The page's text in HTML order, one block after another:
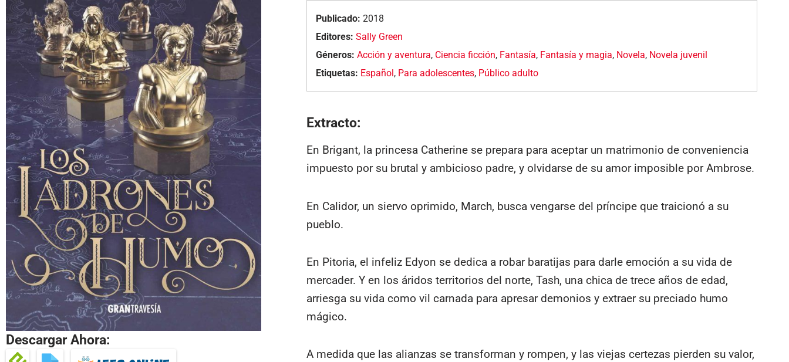
Descargar Ahora:
Publicado: 2018
Editores: Sally Green
Géneros: Acción y aventura, Ciencia ficción, Fantasía, Fantasía y magia, Novela, Novela juvenil
Etiquetas: Español, Para adolescentes, Público adulto
Extracto:
En Brigant, la princesa Catherine se prepara para aceptar un matrimonio de conveniencia
impuesto por su brutal y ambicioso padre, y olvidarse de su amor imposible por Ambrose.
En Calidor, un siervo oprimido, March, busca vengarse del príncipe que traicionó a su
pueblo.
En Pitoria, el infeliz Edyon se dedica a robar baratijas para darle emoción a su vida de
mercader. Y en los áridos territorios del norte, Tash, una chica de trece años de edad,
arriesga su vida como vil carnada para apresar demonios y extraer su preciado humo
mágico.
A medida que las alianzas se transforman y rompen, y las viejas certezas pierden su valor,